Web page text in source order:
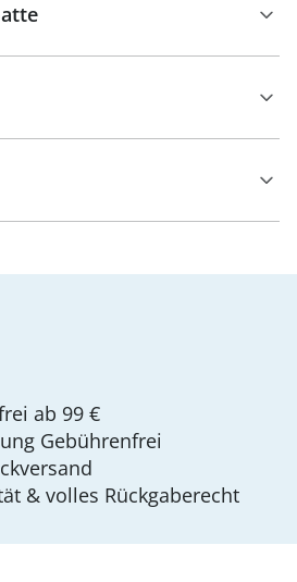
ab 99 €
Gebührenfrei
& volles Rückgaberecht